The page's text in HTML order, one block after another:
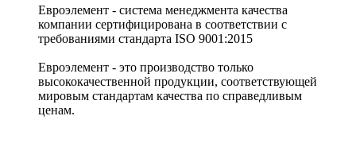
Евроэлемент - система менеджмента качества
компании сертифицирована в соответствии с
требованиями стандарта ISO 9001:2015
Евроэлемент - это производство только
высококачественной продукции, соответствующей
мировым стандартам качества по справедливым
ценам.